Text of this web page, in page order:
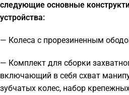
следующие основные
устройства:
— Колеса с прорезиненным
— Комплект для сборки
включающий в себя схват
зубчатых колес, набор